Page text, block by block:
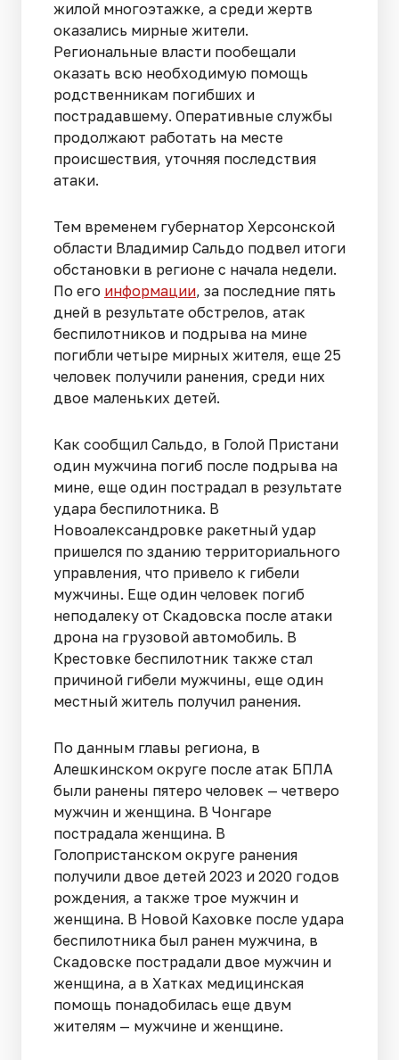
жилой многоэтажке, а среди жертв
оказались мирные жители.
Региональные власти пообещали
оказать всю необходимую помощь
родственникам погибших и
пострадавшему. Оперативные службы
продолжают работать на месте
происшествия, уточняя последствия
атаки.
Тем временем губернатор Херсонской
области Владимир Сальдо подвел итоги
обстановки в регионе с начала недели.
По его информации, за последние пять
дней в результате обстрелов, атак
беспилотников и подрыва на мине
погибли четыре мирных жителя, еще 25
человек получили ранения, среди них
двое маленьких детей.
Как сообщил Сальдо, в Голой Пристани
один мужчина погиб после подрыва на
мине, еще один пострадал в результате
удара беспилотника. В
Новоалександровке ракетный удар
пришелся по зданию территориального
управления, что привело к гибели
мужчины. Еще один человек погиб
неподалеку от Скадовска после атаки
дрона на грузовой автомобиль. В
Крестовке беспилотник также стал
причиной гибели мужчины, еще один
местный житель получил ранения.
По данным главы региона, в
Алешкинском округе после атак БПЛА
были ранены пятеро человек — четверо
мужчин и женщина. В Чонгаре
пострадала женщина. В
Голопристанском округе ранения
получили двое детей 2023 и 2020 годов
рождения, а также трое мужчин и
женщина. В Новой Каховке после удара
беспилотника был ранен мужчина, в
Скадовске пострадали двое мужчин и
женщина, а в Хатках медицинская
помощь понадобилась еще двум
жителям — мужчине и женщине.